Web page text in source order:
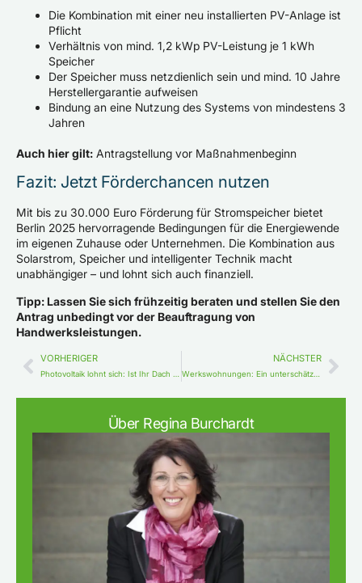
Über Regina Burchardt
Die Kombination mit einer neu installierten PV-Anlage ist
Pflicht
Verhältnis von mind. 1,2 kWp PV-Leistung je 1 kWh
Speicher
Der Speicher muss netzdienlich sein und mind. 10 Jahre
Herstellergarantie aufweisen
Bindung an eine Nutzung des Systems von mindestens 3
Jahren
Auch hier gilt: Antragstellung vor Maßnahmenbeginn
Fazit: Jetzt Förderchancen nutzen
Mit bis zu 30.000 Euro Förderung für Stromspeicher bietet
Berlin 2025 hervorragende Bedingungen für die Energiewende
im eigenen Zuhause oder Unternehmen. Die Kombination aus
Solarstrom, Speicher und intelligenter Technik macht
unabhängiger – und lohnt sich auch finanziell.
Tipp: Lassen Sie sich frühzeitig beraten und stellen Sie den
Antrag unbedingt vor der Beauftragung von
Handwerksleistungen.
VORHERIGER NÄCHSTER
Werkswohnungen: Ein unterschätzter Schlüssel zur Mitarbeiterbindung